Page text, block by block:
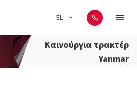
EL
Καινούργια τρακτέρ
Yanmar